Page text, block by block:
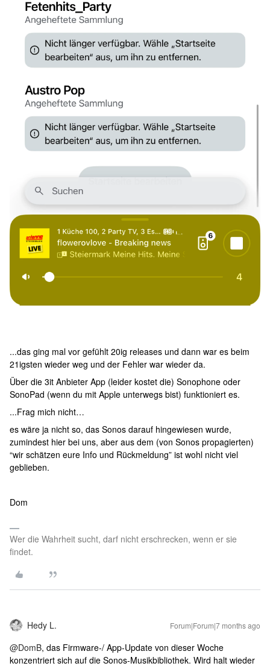
...das ging mal vor gefühlt 20ig releases und dann war es beim
21igsten wieder weg und der Fehler war wieder da.
Über die 3it Anbieter App (leider kostet die) Sonophone oder
SonoPad (wenn du mit Apple unterwegs bist) funktioniert es.
...Frag mich nicht…
es wäre ja nicht so, das Sonos darauf hingewiesen wurde,
zumindest hier bei uns, aber aus dem (von Sonos propagierten)
“wir schätzen eure Info und Rückmeldung” ist wohl nicht viel
geblieben.
Dom
Wer die Wahrheit sucht, darf nicht erschrecken, wenn er sie
findet.
Hedy L. Forum|Forum|7 months ago
@DomB, das Firmware-/ App-Update von dieser Woche
konzentriert sich auf die Sonos-Musikbibliothek. Wird halt wieder